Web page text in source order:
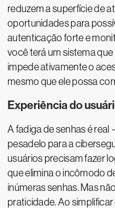
reduzem a superfície de
oportunidades para
autenticação forte e
você terá um sistema
impede ativamente o
mesmo que ele possa
Experiência do
A fadiga de senhas é
pesadelo para a
usuários precisam fazer
que elimina o incômodo
inúmeras senhas. Mas
praticidade. Ao